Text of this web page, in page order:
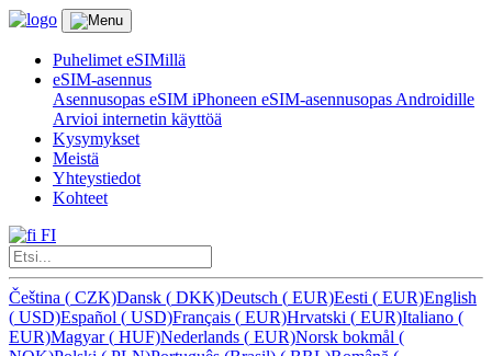
Puhelimet eSIMillä
eSIM-asennus
Asennusopas eSIM iPhoneen eSIM-asennusopas Androidille
Arvioi internetin käyttöä
Kysymykset
Meistä
Yhteystiedot
Kohteet
FI
Čeština ( CZK)Dansk ( DKK)Deutsch ( EUR)Eesti ( EUR)English
( USD)Español ( USD)Français ( EUR)Hrvatski ( EUR)Italiano (
EUR)Magyar( HUF)Nederlands ( EUR)Norsk bokmål (